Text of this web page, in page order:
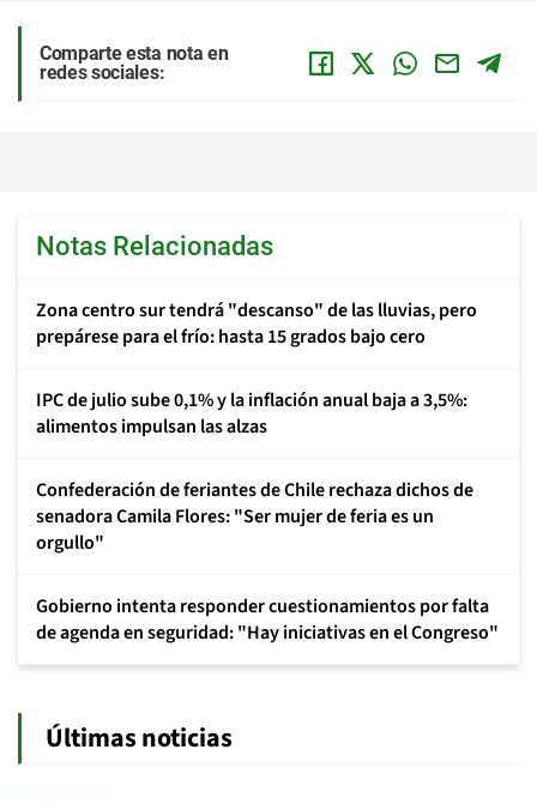
Comparte esta nota en
redes sociales:
Notas Relacionadas
Zona centro sur tendrá "descanso" de las lluvias, pero
prepárese para el frío: hasta 15 grados bajo cero
IPC de julio sube 0,1% y la inflación anual baja a 3,5%:
alimentos impulsan las alzas
Confederación de feriantes de Chile rechaza dichos de
senadora Camila Flores: "Ser mujer de feria es un
orgullo"
Gobierno intenta responder cuestionamientos por falta
de agenda en seguridad: "Hay iniciativas en el Congreso"
Últimas noticias